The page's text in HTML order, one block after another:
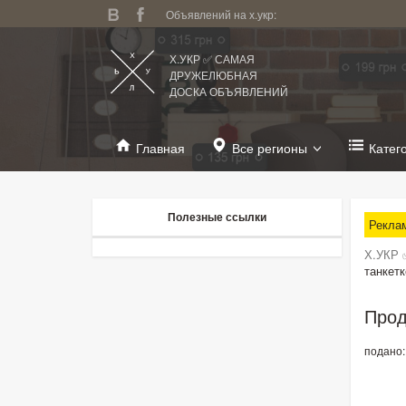
Объявлений на х.укр:
Х.УКР ✅ САМАЯ
ДРУЖЕЛЮБНАЯ
ДОСКА ОБЪЯВЛЕНИЙ
Главная Все регионы
Х.УКР
Полезные ссылки